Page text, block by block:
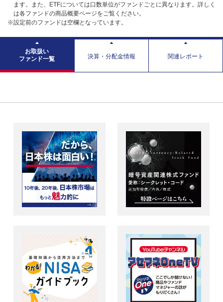
ます。また、ETFについては口数単位がファンドごとに異なります。詳しく
は各ファンドの商品概要ページをご覧ください。
※設定前のファンドは空欄となっています。
お取扱い
ファンド一覧
決算・分配金情報 関連レポート